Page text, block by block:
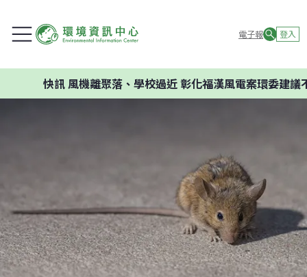
電子報 登入
風機離聚落、學校過近 彰化福漢風電案環委建議不應開發